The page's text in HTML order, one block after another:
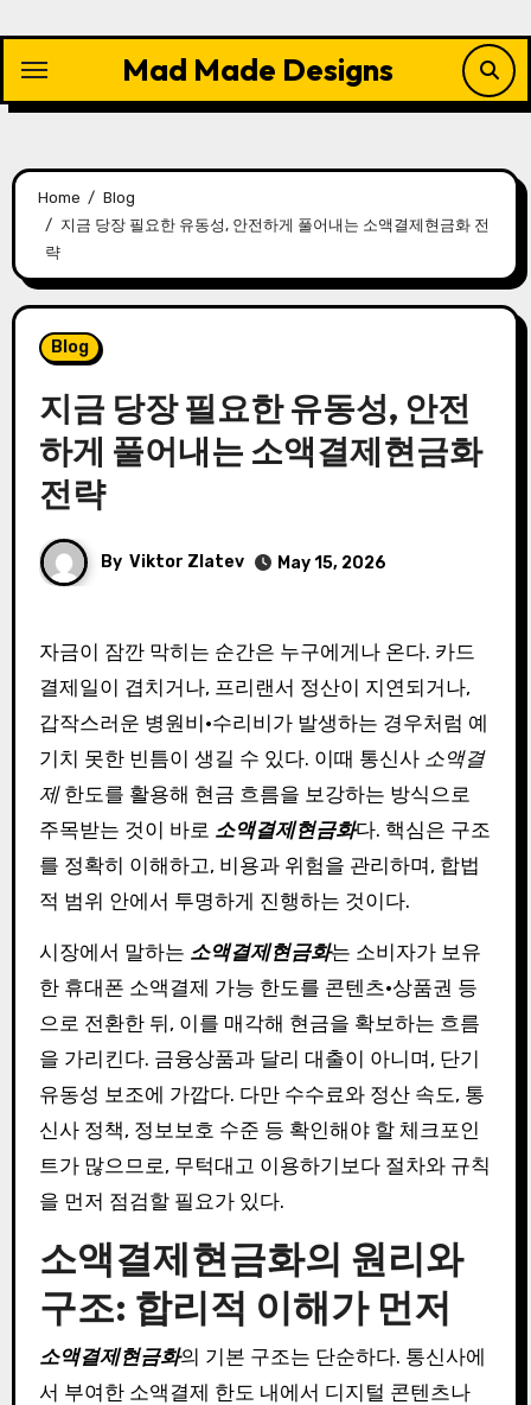
content
Mad Made Designs
Home
Blog
지금 당장 필요한 유동성, 안전하게 풀어내는 소액결제현금화 전
략
Blog
지금 당장 필요한 유동성, 안전
하게 풀어내는 소액결제현금화
전략
By Viktor Zlatev May 15, 2026
자금이 잠깐 막히는 순간은 누구에게나 온다. 카드
결제일이 겹치거나, 프리랜서 정산이 지연되거나,
갑작스러운 병원비·수리비가 발생하는 경우처럼 예
기치 못한 빈틈이 생길 수 있다. 이때 통신사 소액결
제한도를 활용해 현금 흐름을 보강하는 방식으로
주목받는 것이 바로 소액결제현금화다. 핵심은 구조
를 정확히 이해하고, 비용과 위험을 관리하며, 합법
적 범위 안에서 투명하게 진행하는 것이다.
시장에서 말하는 소액결제현금화는 소비자가 보유
한 휴대폰 소액결제 가능 한도를 콘텐츠·상품권 등
으로 전환한 뒤, 이를 매각해 현금을 확보하는 흐름
을 가리킨다. 금융상품과 달리 대출이 아니며, 단기
유동성 보조에 가깝다. 다만 수수료와 정산 속도, 통
신사 정책, 정보보호 수준 등 확인해야 할 체크포인
트가 많으므로, 무턱대고 이용하기보다 절차와 규칙
을 먼저 점검할 필요가 있다.
소액결제현금화의 원리와
구조: 합리적 이해가 먼저
소액결제현금화의 기본 구조는 단순하다. 통신사에
서 부여한 소액결제 한도 내에서 디지털 콘텐츠나